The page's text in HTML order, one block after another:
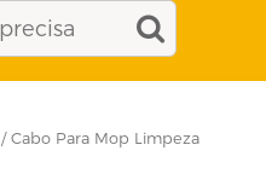
/ Cabo Para Mop Limpeza